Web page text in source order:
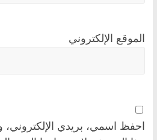
الموقع الإلكتروني
احفظ اسمي، بريدي الإلكتروني،